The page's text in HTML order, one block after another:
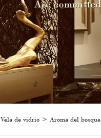
Vela de vidrio > Aroma del bosque